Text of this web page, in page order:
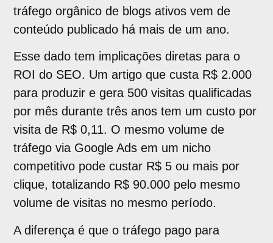
tráfego orgânico de blogs ativos vem de
conteúdo publicado há mais de um ano.
Esse dado tem implicações diretas para o
ROI do SEO. Um artigo que custa R$ 2.000
para produzir e gera 500 visitas qualificadas
por mês durante três anos tem um custo por
visita de R$ 0,11. O mesmo volume de
tráfego via Google Ads em um nicho
competitivo pode custar R$ 5 ou mais por
clique, totalizando R$ 90.000 pelo mesmo
volume de visitas no mesmo período.
A diferença é que o tráfego pago para